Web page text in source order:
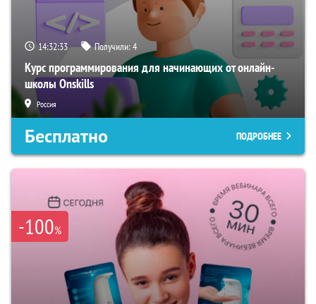
14:32:32 Получили:4
Курс программирования для начинающих от онлайн-
школы Onskills
Россия
Бесплатно ПОДРОБНЕЕ
-100%